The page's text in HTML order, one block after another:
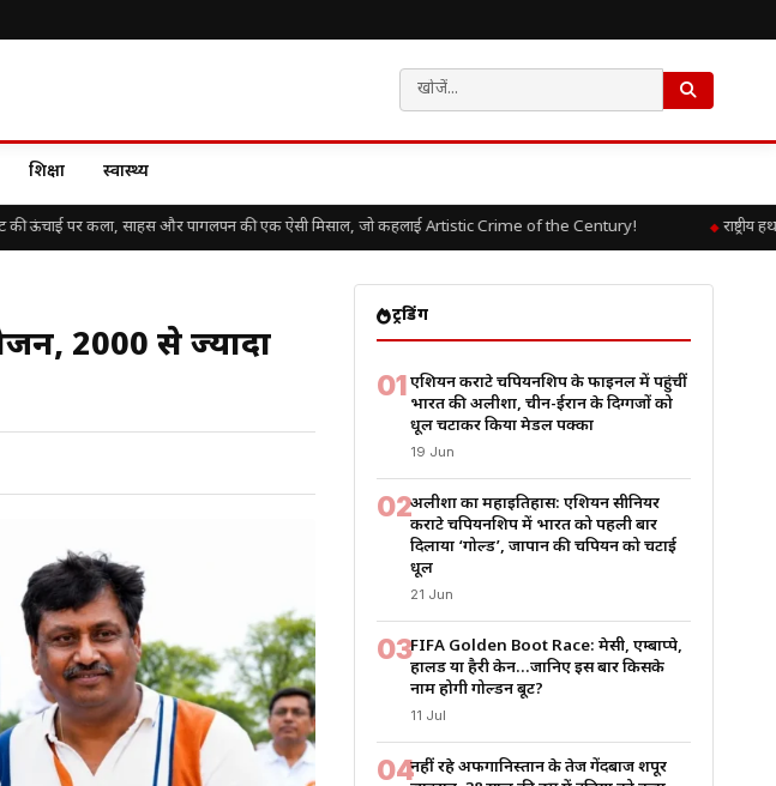
शिक्षा स्वास्थ्य
पर कला, साहस और पागलपन की एक ऐसी मिसाल, जो कहलाई Artistic Crime of the Century! राष्ट्रीय
2000 से ज्यादा
ट्रेंडिंग
01एशियन कराटे चैंपियनशिप के फाइनल में पहुंचीं
भारत की अलीशा, चीन-ईरान के दिग्गजों को
धूल चटाकर किया मेडल पक्का
19 Jun
02अलीशा का महाइतिहास: एशियन सीनियर
कराटे चैंपियनशिप में भारत को पहली बार
दिलाया ‘गोल्ड’, जापान की चैंपियन को चटाई
धूल
21 Jun
03FIFA Golden Boot Race: मेसी, एम्बाप्पे,
हालैंड या हैरी केन…जानिए इस बार किसके
नाम होगी गोल्डन बूट?
11 Jul
04नहीं रहे अफगानिस्तान के तेज गेंदबाज शपूर